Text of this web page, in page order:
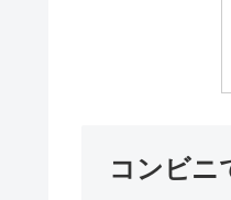
コンビニ